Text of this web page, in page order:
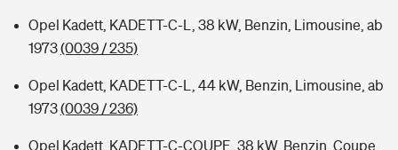
Opel Kadett, KADETT-C-L, 38 kW, Benzin, Limousine, ab
1973(0039 / 235)
Opel Kadett, KADETT-C-L, 44 kW, Benzin, Limousine, ab
1973(0039 / 236)
Opel Kadett, KADETT-C-COUPE, 38 kW, Benzin, Coupe,